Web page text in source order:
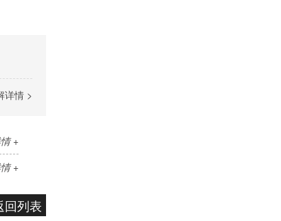
详情 >
+
+
回列表